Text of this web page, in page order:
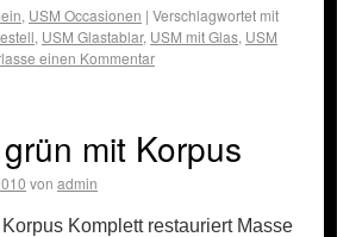
, USM Occasionen | Verschlagwortet mit
, USM Glastablar, USM mit Glas, USM
einen Kommentar
mit Korpus
von admin
Komplett restauriert Masse